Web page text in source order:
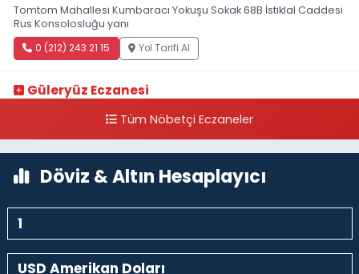
Tomtom Mahallesi Kumbaracı Yokuşu Sokak 68B İstiklal Caddesi
Rus Konsolosluğu yanı
0 (212) 243 21 15 Yol Tarifi Al
Güleryüz Eczanesi
kalaycıbahçe Meydana DoğruTüm Nöbetçi Eczaneler
Döviz & Altın Hesaplayıcı